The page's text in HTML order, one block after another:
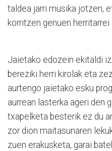
taldea jarri musika jotzen,
korritzen genuen herritarrei
Jaietako edozein ekitaldi
bereziki herri kirolak eta
aurtengo jaietako esku
aurrean lasterka ageri den
txapelketa besterik ez du
zor dion maitasunaren
zuen erakusketa, garai